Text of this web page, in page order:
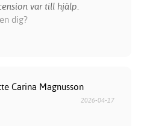
var till hjälp.
dig?
Carina Magnusson
2026-04-17